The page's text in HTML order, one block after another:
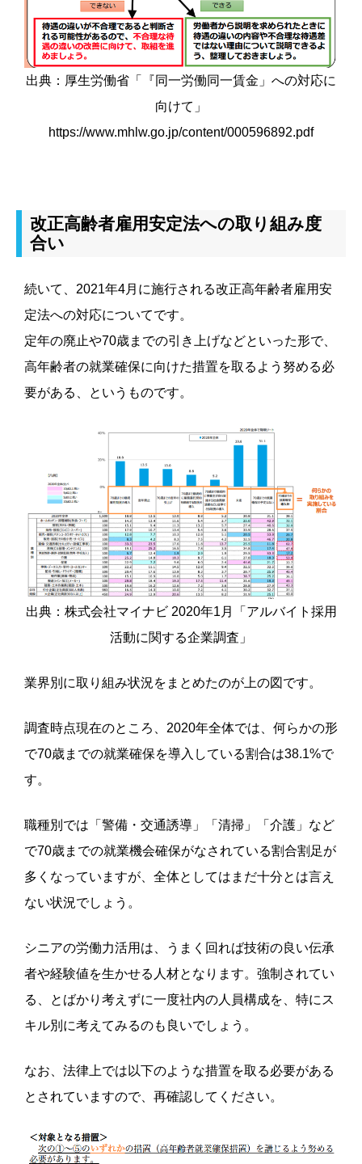
出典：厚生労働省「『同一労働同一賃金」への対応に
向けて」
https://www.mhlw.go.jp/content/000596892.pdf
改正高齢者雇用安定法への取り組み度
合い
続いて、2021年4月に施行される改正高年齢者雇用安
定法への対応についてです。
定年の廃止や70歳までの引き上げなどといった形で、
高年齢者の就業確保に向けた措置を取るよう努める必
要がある、というものです。
出典：株式会社マイナビ 2020年1月「アルバイト採用
活動に関する企業調査」
業界別に取り組み状況をまとめたのが上の図です。
調査時点現在のところ、2020年全体では、何らかの形
で70歳までの就業確保を導入している割合は38.1%で
す。
職種別では「警備・交通誘導」「清掃」「介護」など
で70歳までの就業機会確保がなされている割合割足が
多くなっていますが、全体としてはまだ十分とは言え
ない状況でしょう。
シニアの労働力活用は、うまく回れば技術の良い伝承
者や経験値を生かせる人材となります。強制されてい
る、とばかり考えずに一度社内の人員構成を、特にス
キル別に考えてみるのも良いでしょう。
なお、法律上では以下のような措置を取る必要がある
とされていますので、再確認してください。